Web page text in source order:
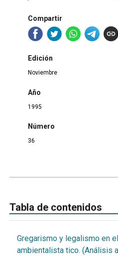
Compartir
Edición
Noviembre
Año
1995
Número
36
Tabla de contenidos
Gregarismo y legalismo en
ambientalista tico. (Análisis